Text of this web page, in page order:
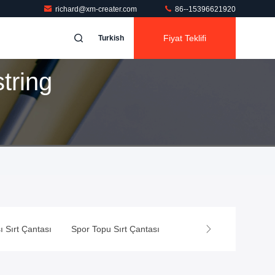
richard@xm-creater.com 86--15396621920
Turkish Fiyat Teklifi
Sırt Çantası Spor Topu Sırt Çantası Hafif Yürüyüş Sırt